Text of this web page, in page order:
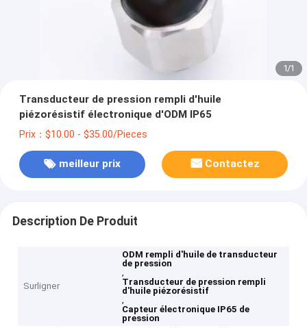
1/1
Transducteur de pression rempli d'huile
piézorésistif électronique d'ODM IP65
Prix：$10.00 - $35.00/Pieces
meilleur prix Contactez
Description De Produit
Surligner
ODM rempli d'huile de transducteur
de pression
,
Transducteur de pression rempli
d'huile piézorésistif
,
Capteur électronique IP65 de
pression